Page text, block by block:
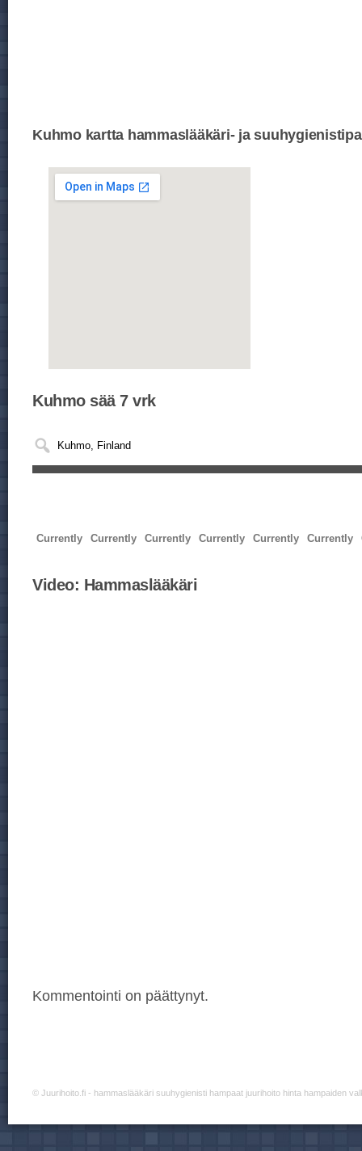
Kuhmo kartta hammaslääkäri- ja
Kuhmo sää 7 vrk
Currently Currently Currently Currently Currently Currently
Video: Hammaslääkäri
Kommentointi on päättynyt.
© Juurihoito.fi - hammaslääkäri suuhygienisti hampaat juurihoito hinta hampaiden